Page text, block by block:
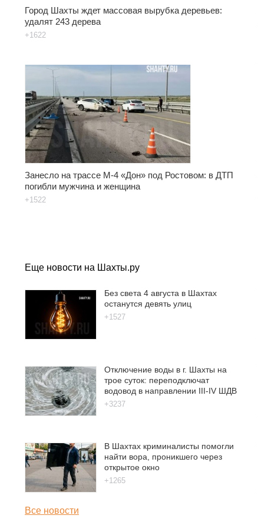
Город Шахты ждет массовая вырубка деревьев:
удалят 243 дерева
+1622
Занесло на трассе М-4 «Дон» под Ростовом: в ДТП
погибли мужчина и женщина
+1522
Еще новости на Шахты.ру
Без света 4 августа в Шахтах
останутся девять улиц
+1527
Отключение воды в г. Шахты на
трое суток: переподключат
водовод в направлении III-IV ШДВ
+3237
В Шахтах криминалисты помогли
найти вора, проникшего через
открытое окно
+1265
Все новости